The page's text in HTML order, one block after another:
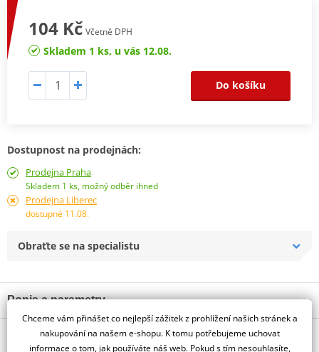
104 Kč Včetně DPH
Skladem 1 ks, u vás 12.08.
Do košíku
Dostupnost na prodejnách:
Prodejna Praha
Skladem 1 ks, možný odběr ihned
Prodejna Liberec
dostupné 11.08.
Obraťte se na specialistu
Popis a parametry
Jsme autorizovaný
dealer značky HJC
O výrobci
Chceme vám přinášet co nejlepší zážitek z prohlížení našich stránek a
nakupování na našem e-shopu. K tomu potřebujeme uchovat
informace o tom, jak používáte náš web. Pokud s tím nesouhlasíte,